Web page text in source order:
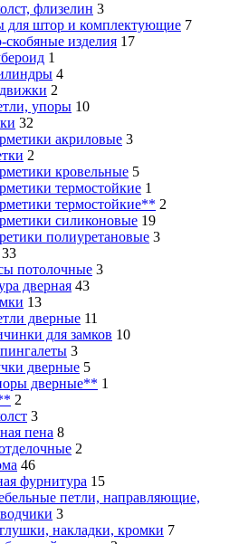
флизелин 3
для штор и комплектующие 7
скобяные изделия 17
1
4
2
упоры 10
32
акриловые 3
2
кровельные 5
термостойкие 1
термостойкие** 2
силиконовые 19
полиуретановые 3
33
потолочные 3
дверная 43
13
дверные 11
для замков 10
3
дверные 5
дверные** 1
2
3
пена 8
2
46
фурнитура 15
петли, направляющие,
3
накладки, кромки 7